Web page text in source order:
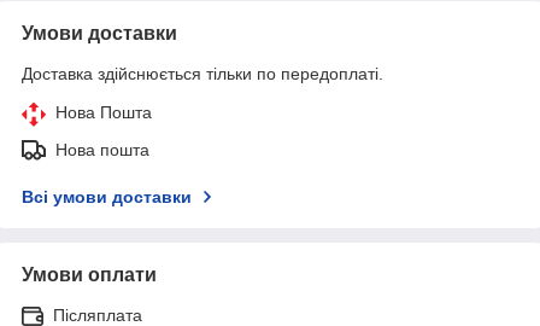
Умови доставки
Доставка здійснюється тільки по передоплаті.
Нова Пошта
Нова пошта
Всі умови доставки
Умови оплати
Післяплата